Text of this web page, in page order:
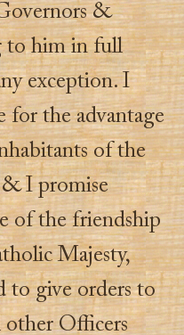
&
to him in full
exception. I
for the advantage
of the
I promise
of the friendship
Majesty,
to give orders to
Officers